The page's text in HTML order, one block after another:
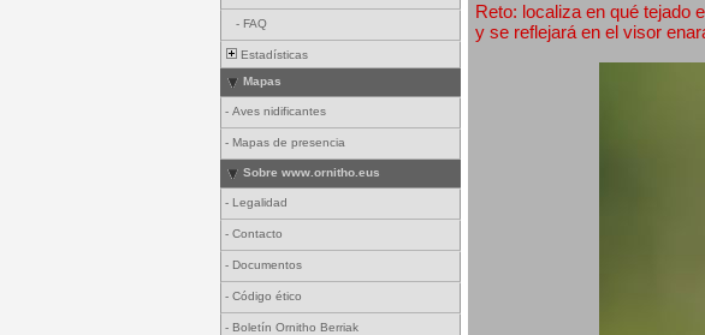
- FAQ
Estadísticas
Mapas
- Aves nidificantes
- Mapas de presencia
Sobre www.ornitho.eus
- Legalidad
- Contacto
- Documentos
- Código ético
- Boletín Ornitho Berriak
Reto: localiza en qué tejado
y se reflejará en el visor